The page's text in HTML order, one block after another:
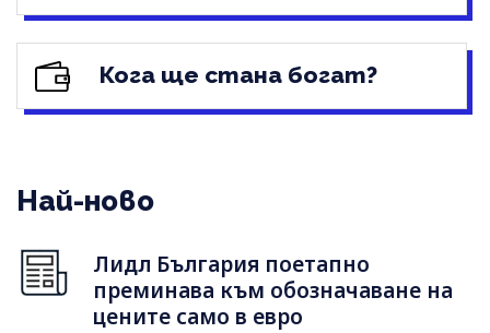
Кога ще стана богат?
Най-ново
Лидл България поетапно
преминава към обозначаване на
цените само в евро